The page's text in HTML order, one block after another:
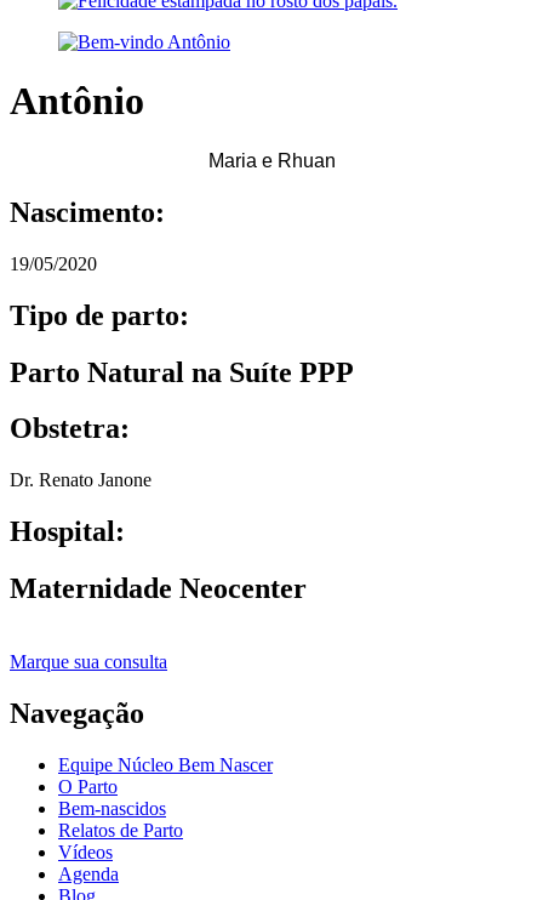
Antônio
Maria e Rhuan
Nascimento:
19/05/2020
Tipo de parto:
Parto Natural na Suíte PPP
Obstetra:
Dr. Renato Janone
Hospital:
Maternidade Neocenter
Marque sua consulta
Navegação
Equipe Núcleo Bem Nascer
O Parto
Bem-nascidos
Relatos de Parto
Vídeos
Agenda
Blog